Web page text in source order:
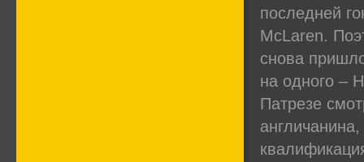
последней
McLaren.
снова
на одного –
Патрезе